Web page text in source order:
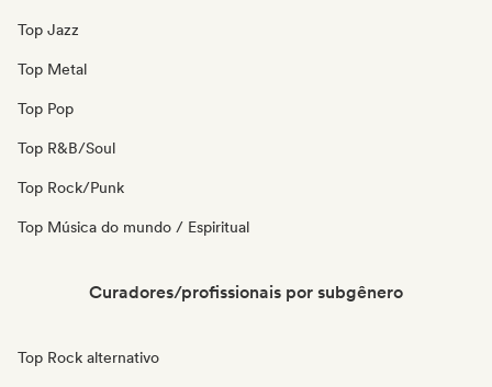
Top Jazz
Top Metal
Top Pop
Top R&B/Soul
Top Rock/Punk
Top Música do mundo / Espiritual
Curadores/profissionais por subgênero
Top Rock alternativo